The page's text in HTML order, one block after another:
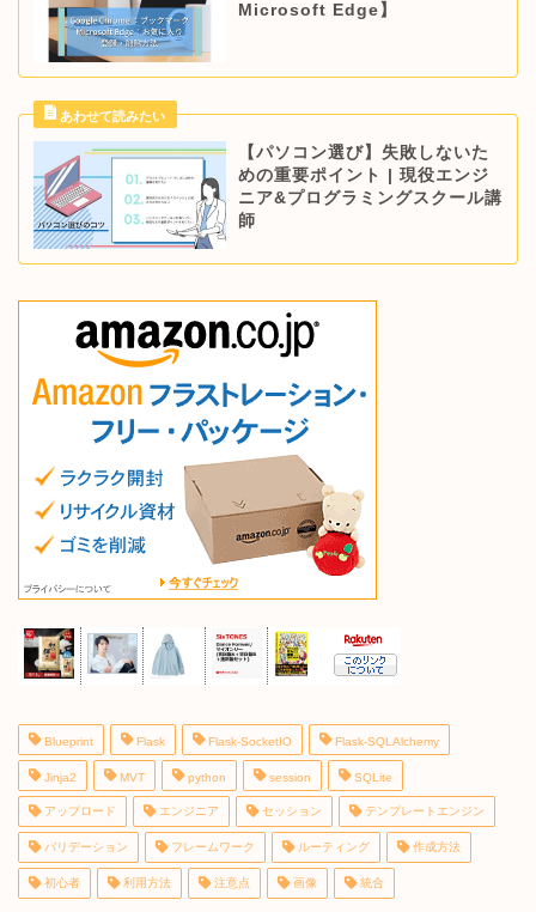
Microsoft Edge】
【パソコン選び】失敗しないた
めの重要ポイント | 現役エンジ
ニア&プログラミングスクール講
師
Blueprint Flask Flask-SocketIO Flask-SQLAlchemy
Jinja2 MVT python session SQLite
アップロード エンジニア セッション テンプレートエンジン
バリデーション フレームワーク ルーティング 作成方法
初心者 利用方法 注意点 画像 統合